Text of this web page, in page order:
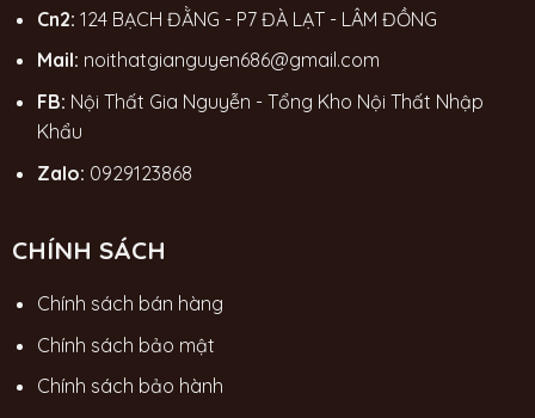
Cn2: 124 BẠCH ĐẰNG - P7 ĐÀ LẠT - LÂM ĐỒNG
Mail: noithatgianguyen686@gmail.com
FB: Nội Thất Gia Nguyễn - Tổng Kho Nội Thất Nhập
Khẩu
Zalo: 0929123868
CHÍNH SÁCH
Chính sách bán hàng
Chính sách bảo mật
Chính sách bảo hành